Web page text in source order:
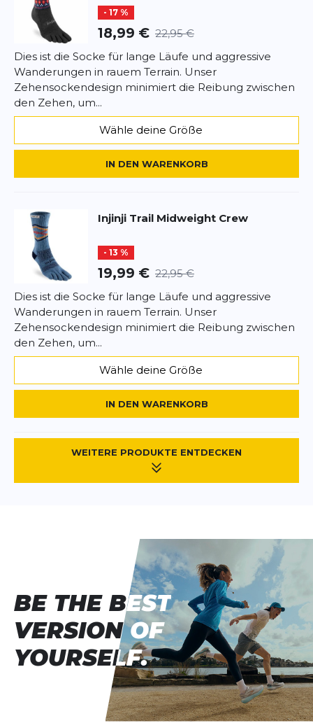
Rezension
Rezension
*Pflichtfelder
BEWERTUNG HINZUFÜGEN
Google.
- 17 %
18,99 € 22,95 €
Dies ist die Socke für lange Läufe und aggressive
Wanderungen in rauem Terrain. Unser
Zehensockendesign minimiert die Reibung zwischen
den Zehen, um...
Wähle deine Größe
IN DEN WARENKORB
Injinji Trail Midweight Crew
- 13 %
19,99 € 22,95 €
Dies ist die Socke für lange Läufe und aggressive
Wanderungen in rauem Terrain. Unser
Zehensockendesign minimiert die Reibung zwischen
den Zehen, um...
Wähle deine Größe
IN DEN WARENKORB
WEITERE PRODUKTE ENTDECKEN
BE THE BEST
VERSION OF
YOURSELF.
BE THE BEST
VERSION OF
YOURSELF.